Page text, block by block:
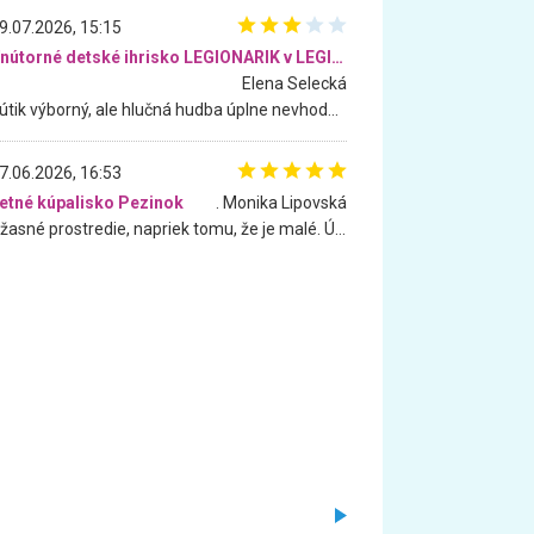
15:15
Vnútorné detské ihrisko LEGIONARIK v LEGIA Fitness
Elena Selecká
16:53
kúpalisko Pezinok
. Monika Lipovská